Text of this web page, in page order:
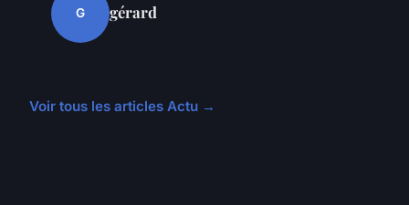
G gérard
Voir tous les articles Actu →